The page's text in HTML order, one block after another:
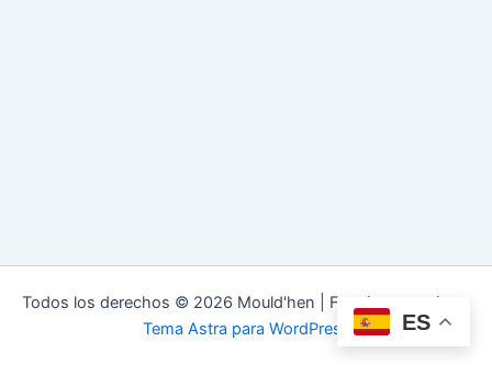
Todos los derechos © 2026 Mould'hen | Funciona gracias a
Tema Astra para WordPress
ES